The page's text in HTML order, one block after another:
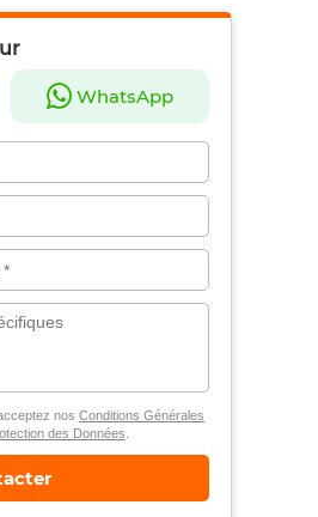
WhatsApp
nos Conditions Générales
des Données